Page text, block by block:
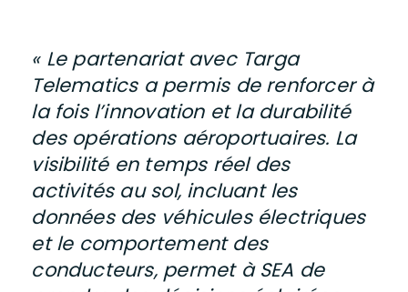
« Le partenariat avec Targa
Telematics a permis de renforcer à
la fois l’innovation et la durabilité
des opérations aéroportuaires. La
visibilité en temps réel des
activités au sol, incluant les
données des véhicules électriques
et le comportement des
conducteurs, permet à SEA de